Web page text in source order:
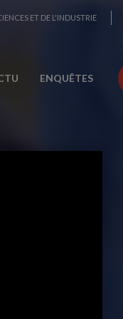
ET DE L'INDUSTRIE
ENQUÊTES